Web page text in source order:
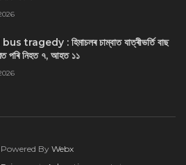
tragedy : হিমাচলৰ চাম্বাত যাত্ৰীভৰ্তি বাছ
পৰি নিহত ৭, আহত ১১
By Webx